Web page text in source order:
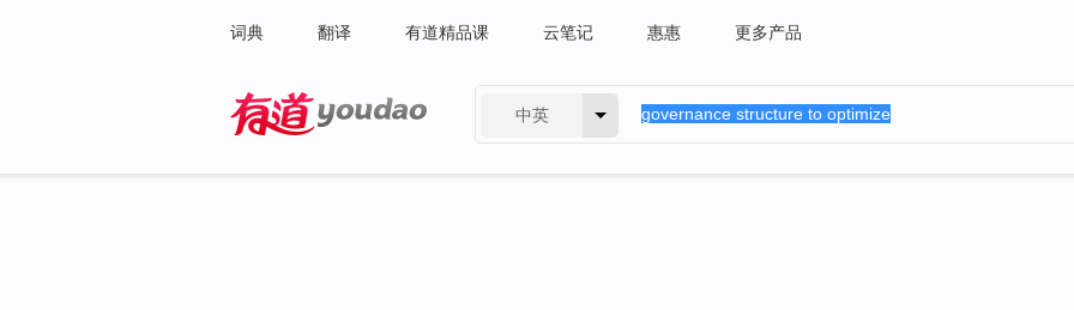
词典 翻译 有道精品课 云笔记 惠惠 更多产品
中英